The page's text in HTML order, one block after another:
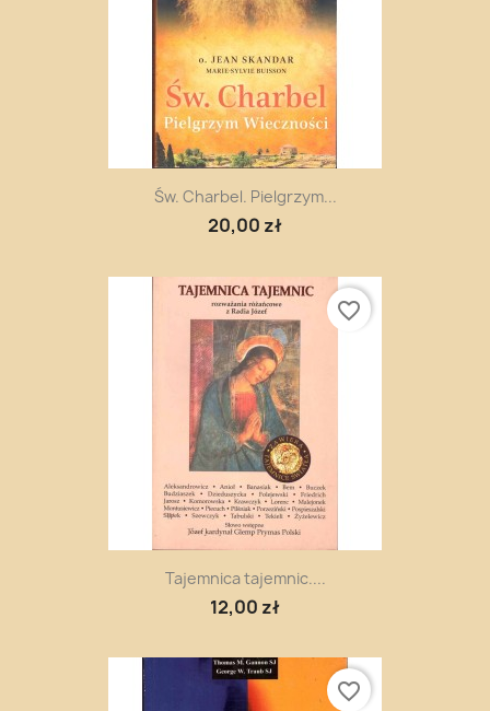
Św. Charbel. Pielgrzym...
20,00 zł
Tajemnica tajemnic....
12,00 zł
favorite_border
favorite_border